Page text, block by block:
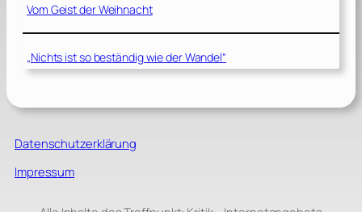
Vom Geist der Weihnacht
„Nichts ist so beständig wie der Wandel“
Datenschutzerklärung
Impressum